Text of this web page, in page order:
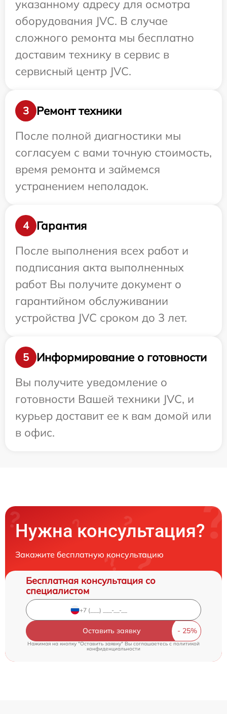
указанному адресу для осмотра
оборудования JVC. В случае
сложного ремонта мы бесплатно
доставим технику в сервис в
сервисный центр JVC.
3
Ремонт техники
После полной диагностики мы
согласуем с вами точную стоимость,
время ремонта и займемся
устранением неполадок.
4
Гарантия
После выполнения всех работ и
подписания акта выполненных
работ Вы получите документ о
гарантийном обслуживании
устройства JVC сроком до 3 лет.
5
Информирование о готовности
Вы получите уведомление о
готовности Вашей техники JVC, и
курьер доставит ее к вам домой или
в офис.
Нужна консультация?
Закажите бесплатную консультацию
Бесплатная консультация со
специалистом
Оставить заявку
Нажимая на кнопку "Оставить заявку" Вы соглашаетесь cполитикой
конфиденциальности